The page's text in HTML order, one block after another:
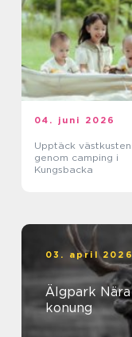
04. juni 2026
Upptäck västkusten
genom camping i
Kungsbacka
03. april 2026
Älgpark Nära möten med skogens
konung